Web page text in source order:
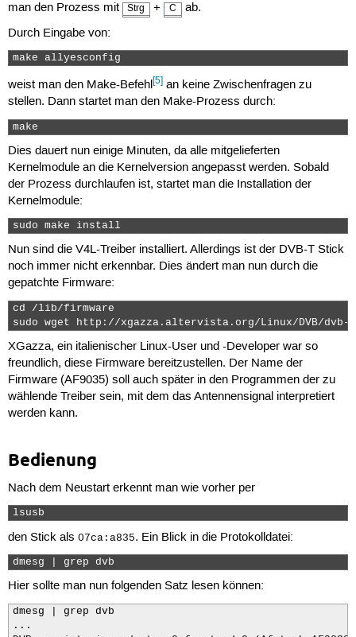
man den Prozess mit
Strg + C
ab.
Durch Eingabe von:
make allyesconfig
weist man den Make-Befehl[5]an keine Zwischenfragen zu
stellen. Dann startet man den Make-Prozess durch:
make
Dies dauert nun einige Minuten, da alle mitgelieferten
Kernelmodule an die Kernelversion angepasst werden. Sobald
der Prozess durchlaufen ist, startet man die Installation der
Kernelmodule:
sudo make install
Nun sind die V4L-Treiber installiert. Allerdings ist der DVB-T Stick
noch immer nicht erkennbar. Dies ändert man nun durch die
gepatchte Firmware:
cd /lib/firmware
sudo wget http://xgazza.altervista.org/Linux/DVB/dvb-
XGazza, ein italienischer Linux-User und -Developer war so
freundlich, diese Firmware bereitzustellen. Der Name der
Firmware (AF9035) soll auch später in den Programmen der zu
wählende Treiber sein, mit dem das Antennensignal interpretiert
werden kann.
Bedienung
Nach dem Neustart erkennt man wie vorher per
lsusb
den Stick als 07ca:a835. Ein Blick in die Protokolldatei:
dmesg | grep dvb
Hier sollte man nun folgenden Satz lesen können:
dmesg | grep dvb
...